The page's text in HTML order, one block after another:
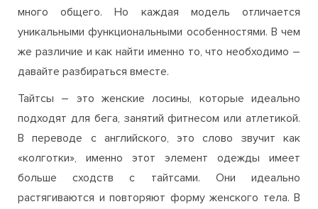
много общего. Но каждая модель отличается
уникальными функциональными особенностями. В чем
же различие и как найти именно то, что необходимо –
давайте разбираться вместе.
Тайтсы – это женские лосины, которые идеально
подходят для бега, занятий фитнесом или атлетикой.
В переводе с английского, это слово звучит как
«колготки», именно этот элемент одежды имеет
больше сходств с тайтсами. Они идеально
растягиваются и повторяют форму женского тела. В